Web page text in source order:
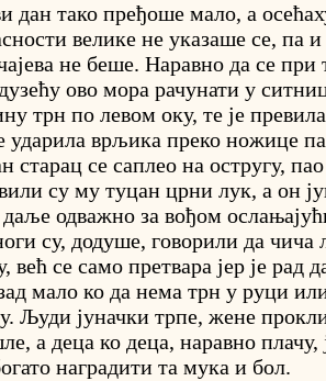
дан тако пређоше мало, а
велике не указаше се, па
не беше. Наравно да се при
ово мора рачунати у
трн по левом оку, те је
ударила врљика преко ножице
старац се саплео на остругу,
су му туцан црни лук, а он
одважно за вођом
су, додуше, говорили да чича
већ се само претвара јер је рад
мало ко да нема трн у руци
Људи јуначки трпе, жене
а деца ко деца, наравно плачу,
наградити та мука и бол.